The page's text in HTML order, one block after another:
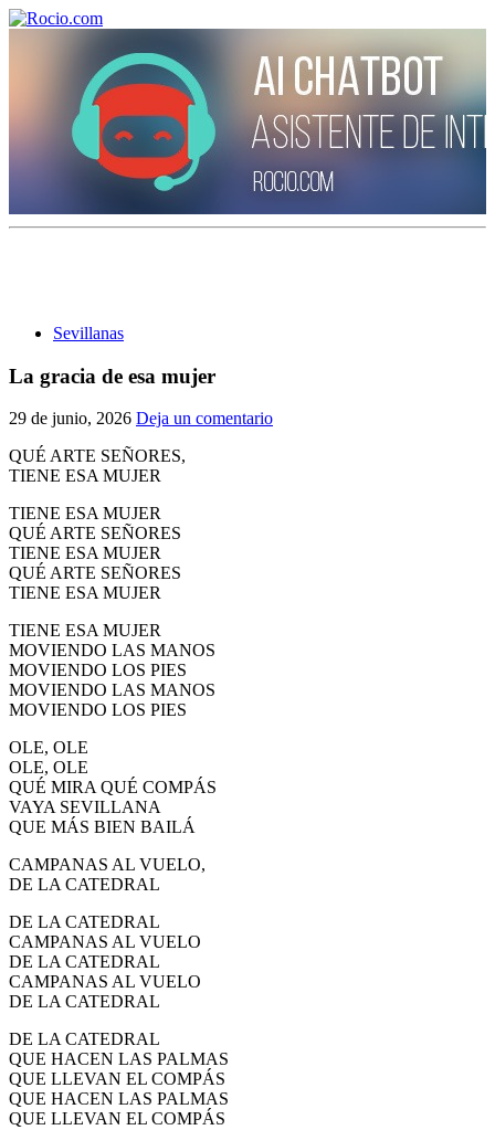
Sevillanas
La gracia de esa mujer
29 de junio, 2026 Deja un comentario
QUÉ ARTE SEÑORES,
TIENE ESA MUJER
TIENE ESA MUJER
QUÉ ARTE SEÑORES
TIENE ESA MUJER
QUÉ ARTE SEÑORES
TIENE ESA MUJER
TIENE ESA MUJER
MOVIENDO LAS MANOS
MOVIENDO LOS PIES
MOVIENDO LAS MANOS
MOVIENDO LOS PIES
OLE, OLE
OLE, OLE
QUÉ MIRA QUÉ COMPÁS
VAYA SEVILLANA
QUE MÁS BIEN BAILÁ
CAMPANAS AL VUELO,
DE LA CATEDRAL
DE LA CATEDRAL
CAMPANAS AL VUELO
DE LA CATEDRAL
CAMPANAS AL VUELO
DE LA CATEDRAL
DE LA CATEDRAL
QUE HACEN LAS PALMAS
QUE LLEVAN EL COMPÁS
QUE HACEN LAS PALMAS
QUE LLEVAN EL COMPÁS
¿Cuándo se construyó la primera ermita?
El traslado cada siete años
¿Cuales son los actos principales que se celebran en el
En el Rocío, ¿dónde me alojo?